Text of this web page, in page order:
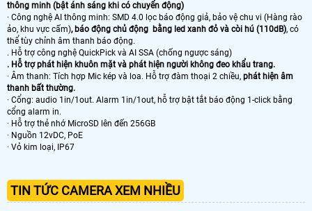
thông minh (bật ánh sáng khi có chuyển động)
· Công nghệ AI thông minh: SMD 4.0 lọc báo động giả, bảo vệ chu vi (Hàng rào
ảo, khu vực cấm), báo động chủ động bằng led xanh đỏ và còi hú (110dB), có
thể tùy chỉnh âm thanh báo động.
. Hỗ trợ công nghệ QuickPick và AI SSA (chống ngược sáng)
. Hỗ trợ phát hiện khuôn mặt và phát hiện người không đeo khẩu trang.
· Âm thanh: Tích hợp Mic kép và loa. Hỗ trợ đàm thoại 2 chiều, phát hiện âm
thanh bất thường.
· Cổng: audio 1in/1out. Alarm 1in/1out, hỗ trợ bật tắt báo động 1-click bằng
cổng alarm in.
· Hỗ trợ thẻ nhớ MicroSD lên đến 256GB
· Nguồn 12vDC, PoE
· Vỏ kim loại, IP67
TIN TỨC CAMERA XEM NHIỀU